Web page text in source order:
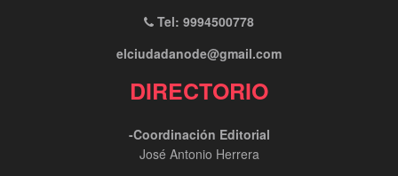
Tel: 9994500778
elciudadanode@gmail.com
DIRECTORIO
-Coordinación Editorial
José Antonio Herrera